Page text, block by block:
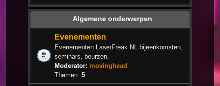
Algemene onderwerpen
Evenementen
Evenementen LaserFreak NL bijeenkomsten,
seminars, beurzen.
Moderator: movinghead
Themen: 5